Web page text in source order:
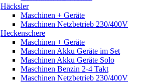
Häcksler
Maschinen + Geräte
Maschinen Netzbetrieb 230/400V
Heckenschere
Maschinen + Geräte
Maschinen Akku Geräte im Set
Maschinen Akku Geräte Solo
Maschinen Benzin 2-4 Takt
Maschinen Netzbetrieb 230/400V